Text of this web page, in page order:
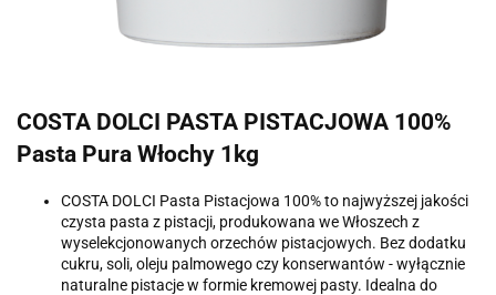
COSTA DOLCI PASTA PISTACJOWA 100%
Pasta Pura Włochy 1kg
COSTA DOLCI Pasta Pistacjowa 100% to najwyższej jakości
czysta pasta z pistacji, produkowana we Włoszech z
wyselekcjonowanych orzechów pistacjowych. Bez dodatku
cukru, soli, oleju palmowego czy konserwantów - wyłącznie
naturalne pistacje w formie kremowej pasty. Idealna do